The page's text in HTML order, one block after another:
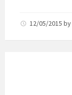
12/05/2015 by